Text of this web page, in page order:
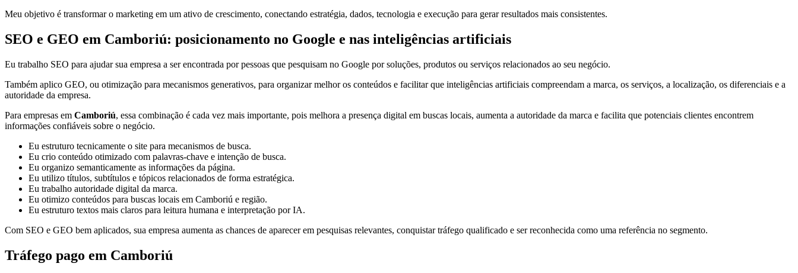
Meu objetivo é transformar o marketing em um ativo de crescimento, conectando estratégia, dados, tecnologia e execução para gerar resultados mais consistentes.
SEO e GEO em Camboriú: posicionamento no Google e nas inteligências artificiais
Eu trabalho SEO para ajudar sua empresa a ser encontrada por pessoas que pesquisam no Google por soluções, produtos ou serviços relacionados ao seu negócio.
Também aplico GEO, ou otimização para mecanismos generativos, para organizar melhor os conteúdos e facilitar que inteligências artificiais compreendam a marca, os serviços, a localização, os diferenciais e a
autoridade da empresa.
Para empresas em Camboriú, essa combinação é cada vez mais importante, pois melhora a presença digital em buscas locais, aumenta a autoridade da marca e facilita que potenciais clientes encontrem
informações confiáveis sobre o negócio.
Eu estruturo tecnicamente o site para mecanismos de busca.
Eu crio conteúdo otimizado com palavras-chave e intenção de busca.
Eu organizo semanticamente as informações da página.
Eu utilizo títulos, subtítulos e tópicos relacionados de forma estratégica.
Eu trabalho autoridade digital da marca.
Eu otimizo conteúdos para buscas locais em Camboriú e região.
Eu estruturo textos mais claros para leitura humana e interpretação por IA.
Com SEO e GEO bem aplicados, sua empresa aumenta as chances de aparecer em pesquisas relevantes, conquistar tráfego qualificado e ser reconhecida como uma referência no segmento.
Tráfego pago em Camboriú